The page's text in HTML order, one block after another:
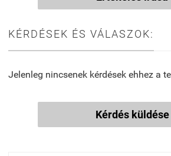
KÉRDÉSEK ÉS VÁLASZOK:
Jelenleg nincsenek kérdések ehhez a
Kérdés küldése